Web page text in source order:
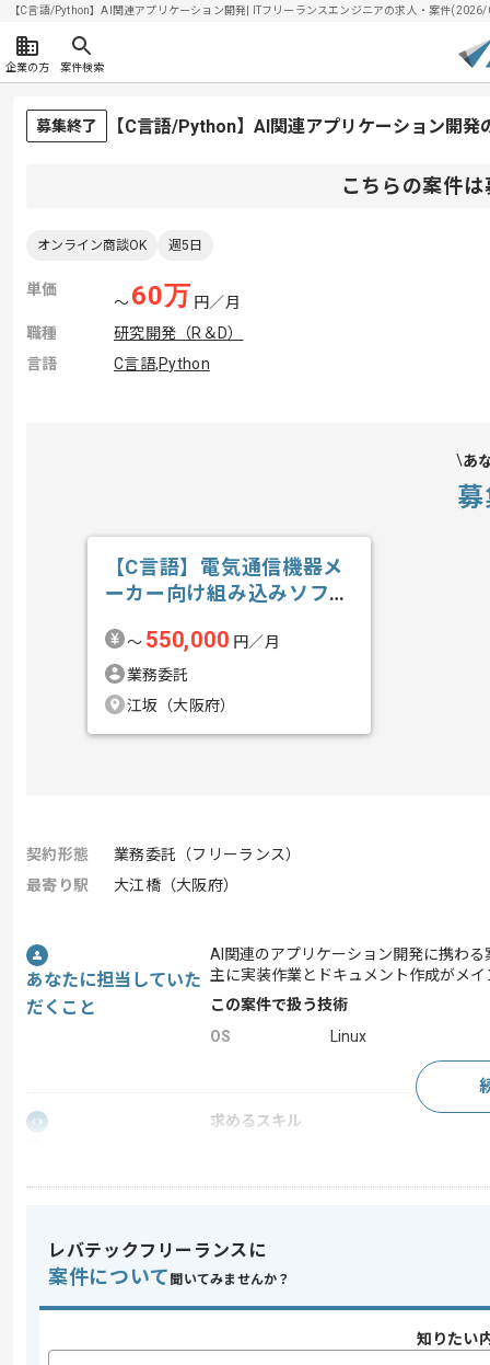
【C言語/Python】AI関連アプリケーション開発| ITフリーランスエンジニアの求人・案件
企業の方 案件検索
募集終了 【C言語/Python】AI関連アプリケーション開
こちらの案件
オンライン商談OK 週5日
単価
〜60万 円／月
職種
研究開発（R＆D）
言語
C言語,Python
あ
【C言語】電気通信機器メ
ーカー向け組み込みソフト
〜 550,000 円／月
業務委託
江坂（大阪府）
契約形態
業務委託（フリーランス）
最寄り駅
大江橋（大阪府）
あなたに担当していた
だくこと
AI関連のアプリケーション開発に携わる
主に実装作業とドキュメント作成がメイ
この案件で扱う技術
OS
Linux
求めるスキル
歓迎スキル
スキルに不安がある方へ
上記に似た経験やスキルをお持ちであれば申
レバテックフリーランスに
案件について 聞いてみませんか？
知りたい